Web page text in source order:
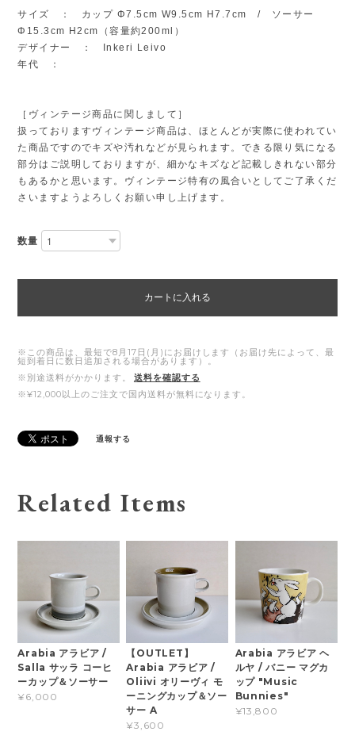
サイズ ： カップ Φ7.5cm W9.5cm H7.7cm / ソーサー
Φ15.3cm H2cm（容量約200ml）
デザイナー ： Inkeri Leivo
年代 ：
［ヴィンテージ商品に関しまして］
扱っておりますヴィンテージ商品は、ほとんどが実際に使われてい
た商品ですのでキズや汚れなどが見られます。できる限り気になる
部分はご説明しておりますが、細かなキズなど記載しきれない部分
もあるかと思います。ヴィンテージ特有の風合いとしてご了承くだ
さいますようよろしくお願い申し上げます。
数量
カートに入れる
※この商品は、最短で8月17日(月)にお届けします（お届け先によって、最
短到着日に数日追加される場合があります）。
※別途送料がかかります。
送料を確認する
※¥12,000以上のご注文で国内送料が無料になります。
通報する
Related Items
Arabia アラビア /
Salla サッラ コーヒ
ーカップ＆ソーサー
¥6,000
【OUTLET】
Arabia アラビア /
Oliivi オリーヴィ モ
ーニングカップ＆ソー
サー A
¥3,600
Arabia アラビア ヘ
ルヤ / バニー マグカ
ップ "Music
Bunnies"
¥13,800